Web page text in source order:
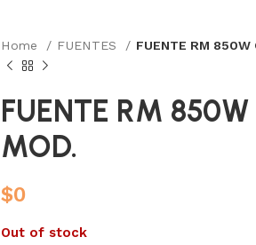
Home FUENTES FUENTE RM 850W
FUENTE RM
MOD.
$0
Out of stock